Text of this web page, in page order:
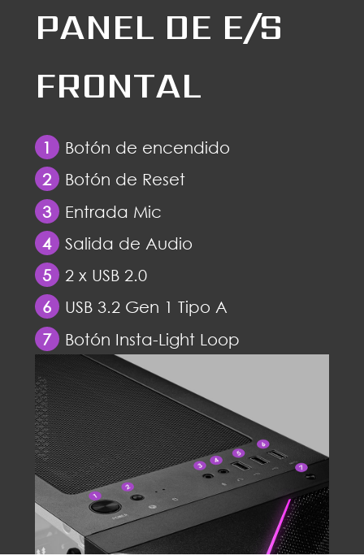
PANEL DE E/S
FRONTAL
1
Botón de encendido
2
Botón de Reset
3
Entrada Mic
4
Salida de Audio
5
2 x USB 2.0
6
USB 3.2 Gen 1 Tipo A
7
Botón Insta-Light Loop